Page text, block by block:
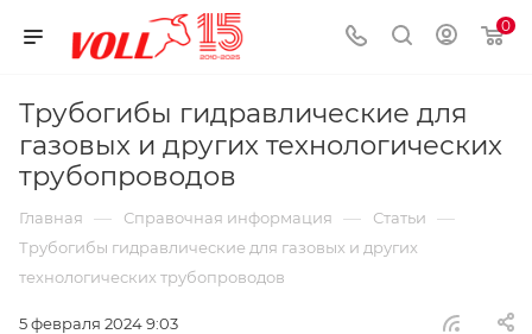
0
Трубогибы гидравлические для
газовых и других технологических
трубопроводов
Главная — Справочная информация — Статьи —
Трубогибы гидравлические для газовых и других
технологических трубопроводов
5 февраля 2024 9:03